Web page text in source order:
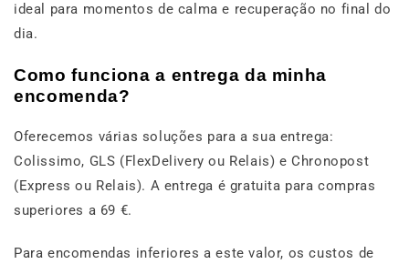
ideal para momentos de calma e recuperação no final do
dia.
Como funciona a entrega da minha
encomenda?
Oferecemos várias soluções para a sua entrega:
Colissimo, GLS (FlexDelivery ou Relais) e Chronopost
(Express ou Relais). A entrega é gratuita para compras
superiores a 69 €.
Para encomendas inferiores a este valor, os custos de